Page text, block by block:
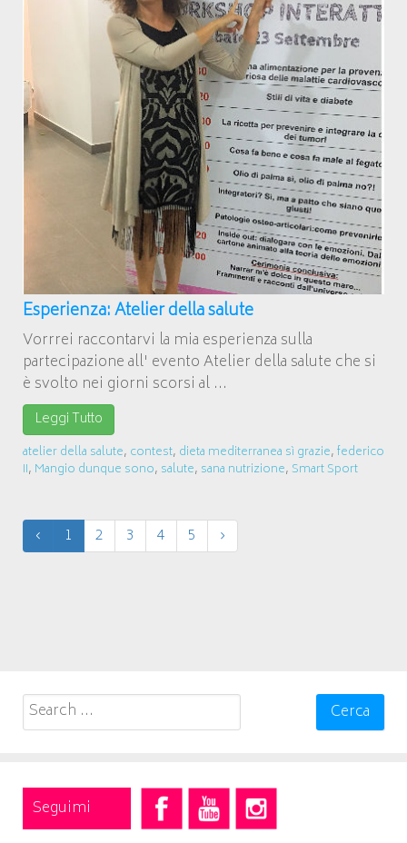
Esperienza: Atelier della salute
Vorrrei raccontarvi la mia esperienza sulla
partecipazione all' evento Atelier della salute che si
è svolto nei giorni scorsi al ...
Leggi Tutto
atelier della salute, contest, dieta mediterranea sì grazie,federico
II, Mangio dunque sono, salute, sana nutrizione, Smart Sport
‹ 1 2 3 4 5 ›
Search
for:
Seguimi